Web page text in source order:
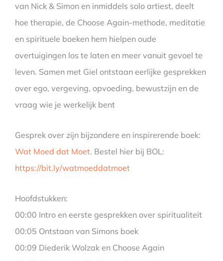
van Nick & Simon en inmiddels solo artiest, deelt
hoe therapie, de Choose Again-methode, meditatie
en spirituele boeken hem hielpen oude
overtuigingen los te laten en meer vanuit gevoel te
leven. Samen met Giel ontstaan eerlijke gesprekken
over ego, vergeving, opvoeding, bewustzijn en de
vraag wie je werkelijk bent
Gesprek over zijn bijzondere en inspirerende boek:
Wat Moed dat Moet. Bestel hier bij BOL:
https://bit.ly/watmoeddatmoet
Hoofdstukken:
00:00 Intro en eerste gesprekken over spiritualiteit
00:05 Ontstaan van Simons boek
00:09 Diederik Wolzak en Choose Again